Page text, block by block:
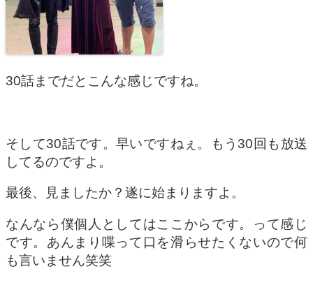
30話までだとこんな感じですね。
そして30話です。早いですねぇ。もう30回も放送
してるのですよ。
最後、見ましたか？遂に始まりますよ。
なんなら僕個人としてはここからです。って感じ
です。あんまり喋って口を滑らせたくないので何
も言いません笑笑